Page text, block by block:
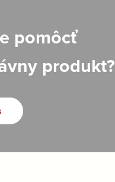
pomôcť
produkt?